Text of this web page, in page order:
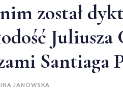
został
Juliusza
Santiaga
JANOWSKA